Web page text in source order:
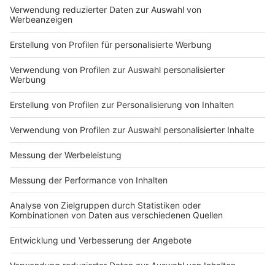
Anzeige
Bei euch läuft das Radio in der Küche, bei uns die
Küche im Radio. Starkoch Nelson Müller lädt uns
exklusiv in seinen Kitchen Club ein. Ab sofort versorgt
er uns täglich mit raffinierten Rezepten zum
Nachkochen oder Nachkochen lassen. Nelson nimmt
uns mit in seine Küche und weiht uns in die
Geheimnisse eines bekannten Profikochs ein. Der
Kitchen Club by Nelson Müller ist etwas für alle
Gourmets und Gourmüsen. Für alle von euch, die
wissen, dass Kardamom ein Gewürz ist und kein
Ersatzteil fürs Auto. Das ist "Foodtainment" der
Extraklasse. Feinste Küche, die man überall genießen
kann. Serviert in eurem Lieblingsradio. Bon Appetit -
oder wie Nelson es sagt: "Macht nix, wenn's